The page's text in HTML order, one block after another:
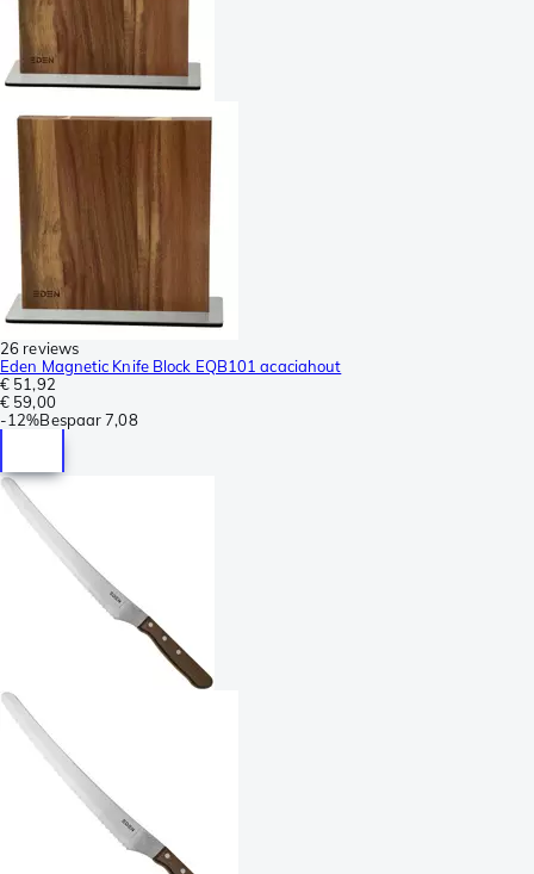
26 reviews
Eden Magnetic Knife Block EQB101 acaciahout
€ 51,92
€ 59,00
-12%Bespaar 7,08